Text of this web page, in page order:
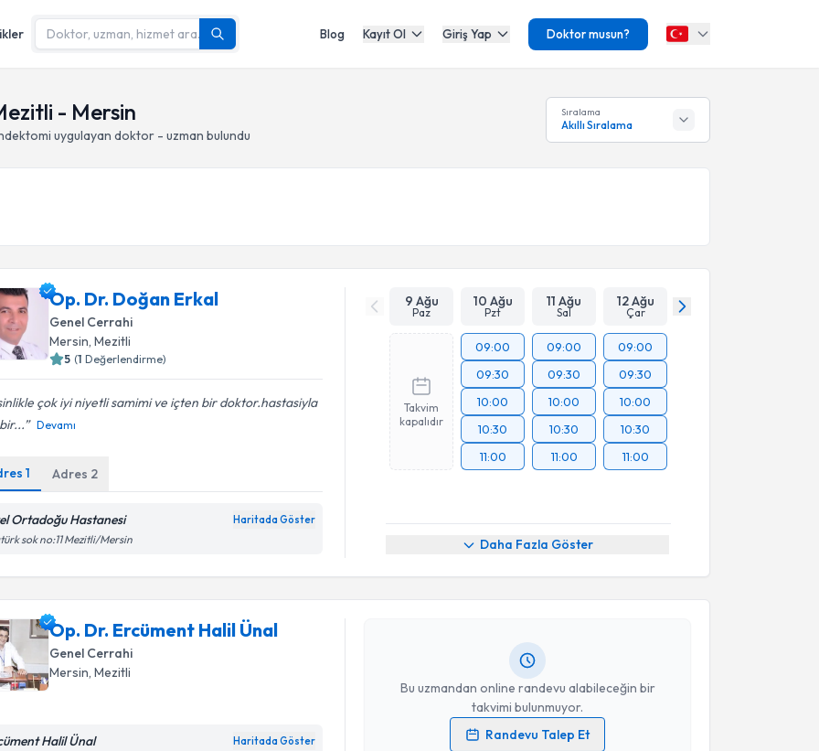
Blog Kayıt Ol Giriş Yap Doktor musun?
- Mersin
uygulayan doktor - uzman bulundu
Sıralama
Akıllı Sıralama
Op. Dr. Doğan Erkal
Genel Cerrahi
Mersin, Mezitli
5 (1 Değerlendirme)
çok iyi niyetli samimi ve içten bir doktor.hastasiyla
Devamı
1 Adres 2
Ortadoğu Hastanesi Haritada Göster
sok no:11 Mezitli/Mersin
9 Ağu
Paz
10 Ağu
Pzt
11 Ağu
Sal
12 Ağu
Çar
Takvim
kapalıdır
09:00
09:30
10:00
10:30
11:00
09:00
09:30
10:00
10:30
11:00
09:00
09:30
10:00
10:30
11:00
Daha Fazla Göster
Op. Dr. Ercüment Halil Ünal
Genel Cerrahi
Mersin , Mezitli
Halil Ünal Haritada Göster
Bu uzmandan online randevu alabileceğin bir
takvimi bulunmuyor.
Randevu Talep Et
Randevu Takvimi Talebi